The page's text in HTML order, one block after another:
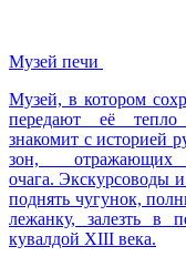
Музей печи
Музей, в котором
передают её тепло
знакомит с историей
зон,
очага. Экскурсоводы
поднять чугунок,
лежанку, залезть в
кувалдой XIII века.